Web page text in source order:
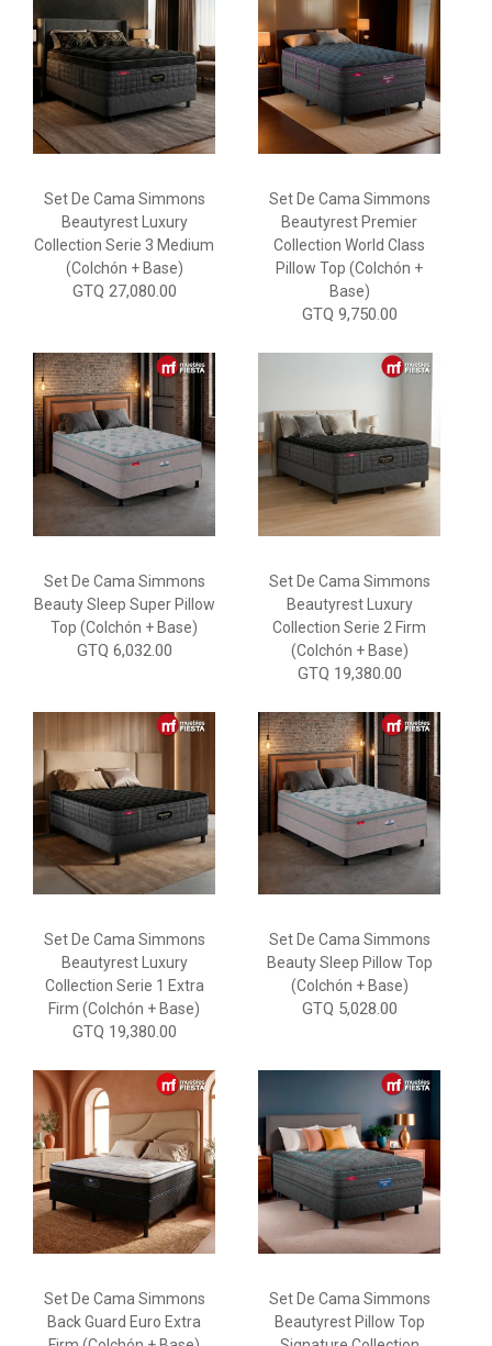
Set De Cama Simmons
Beautyrest Luxury
Collection Serie 3 Medium
(Colchón + Base)
GTQ 27,080.00
Set De Cama Simmons
Beautyrest Premier
Collection World Class
Pillow Top (Colchón +
Base)
GTQ 9,750.00
Set De Cama Simmons
Beauty Sleep Super Pillow
Top (colchón + Base)
GTQ 6,032.00
Set De Cama Simmons
Beautyrest Luxury
Collection Serie 2 Firm
(Colchón + Base)
GTQ 19,380.00
Set De Cama Simmons
Beautyrest Luxury
Collection Serie 1 Extra
Firm (Colchón + Base)
GTQ 19,380.00
Set De Cama Simmons
Beauty Sleep Pillow Top
(Colchón + Base)
GTQ 5,028.00
Set De Cama Simmons
Back Guard Euro Extra
Set De Cama Simmons
Beautyrest Pillow Top